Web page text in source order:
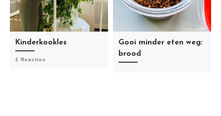
Kinderkookles
2 Reacties
Gooi minder eten weg:
brood